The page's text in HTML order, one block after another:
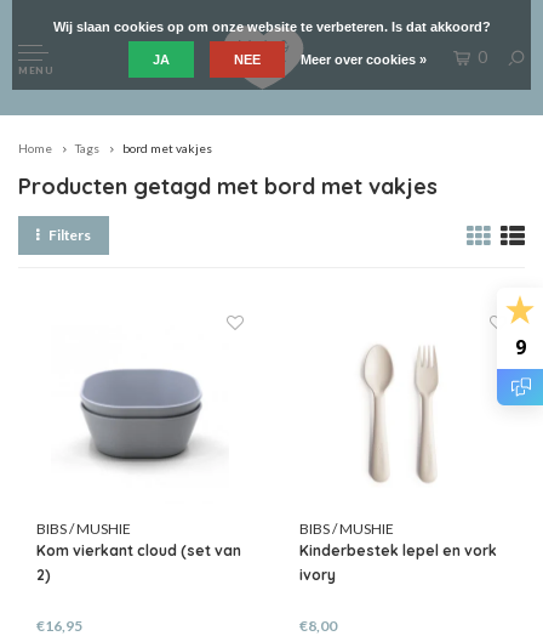
9
MENU
0
Home Tags bord met vakjes
Producten getagd met bord met vakjes
Filters
BIBS / MUSHIE
Kom vierkant cloud (set van
2)
€16,95
BIBS / MUSHIE
Kinderbestek lepel en vork
ivory
€8,00
Wij slaan cookies op om onze website te verbeteren. Is dat akkoord?
JA NEE Meer over cookies »